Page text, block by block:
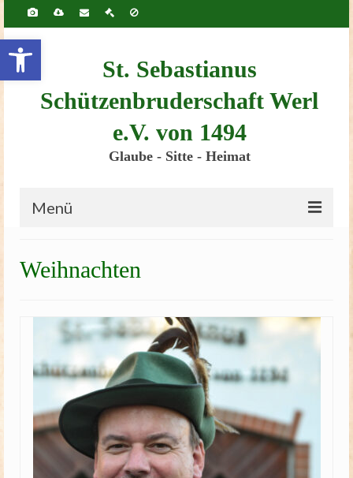
Werkzeugleiste öffnen
springen
St. Sebastianus
Schützenbruderschaft Werl
e.V. von 1494
Glaube - Sitte - Heimat
Menü
Bruderschaft
Schützenscheune
Kinderschützenfest
Schützenfest
Schießgruppe
News
Weihnachten